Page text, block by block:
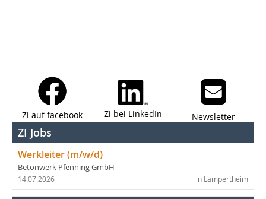
Zi auf facebook Zi bei LinkedIn Newsletter
ZI Jobs
Werkleiter (m/w/d)
Betonwerk Pfenning GmbH
in Lampertheim
14.07.2026